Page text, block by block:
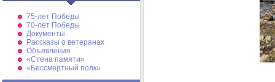
75-лет Победы
70-лет Победы
Документы
Рассказы о ветеранах
Объявления
«Стена памяти»
«Бессмертный полк»